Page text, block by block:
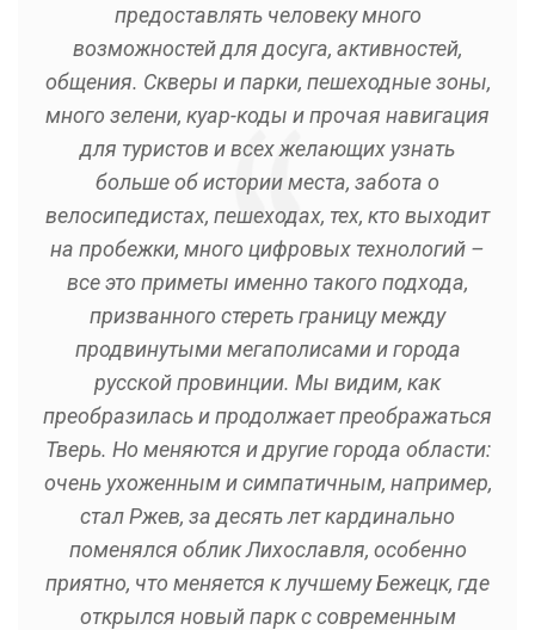
предоставлять человеку много
возможностей для досуга, активностей,
общения. Скверы и парки, пешеходные зоны,
много зелени, куар-коды и прочая навигация
для туристов и всех желающих узнать
больше об истории места, забота о
велосипедистах, пешеходах, тех, кто выходит
на пробежки, много цифровых технологий –
все это приметы именно такого подхода,
призванного стереть границу между
продвинутыми мегаполисами и города
русской провинции. Мы видим, как
преобразилась и продолжает преображаться
Тверь. Но меняются и другие города области:
очень ухоженным и симпатичным, например,
стал Ржев, за десять лет кардинально
поменялся облик Лихославля, особенно
приятно, что меняется к лучшему Бежецк, где
открылся новый парк с современным